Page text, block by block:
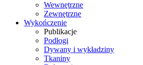
Wewnętrzne
Zewnętrzne
Wykończenie
Publikacje
Podłogi
Dywany i wykładziny
Tkaniny